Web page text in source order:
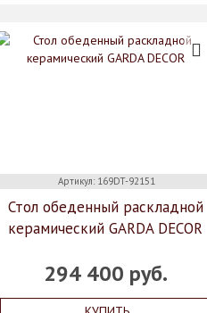
Артикул: 169DT-92151
Стол обеденный раскладной
керамический GARDA DECOR
294 400 руб.